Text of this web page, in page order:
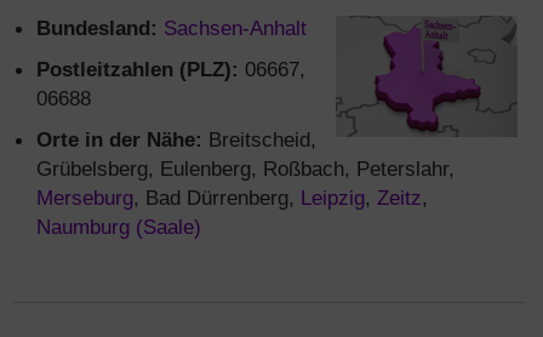
Bundesland: Sachsen-Anhalt
Postleitzahlen (PLZ): 06667,
06688
Orte in der Nähe: Breitscheid,
Grübelsberg, Eulenberg, Roßbach, Peterslahr,
Merseburg, Bad Dürrenberg, Leipzig, Zeitz,
Naumburg (Saale)